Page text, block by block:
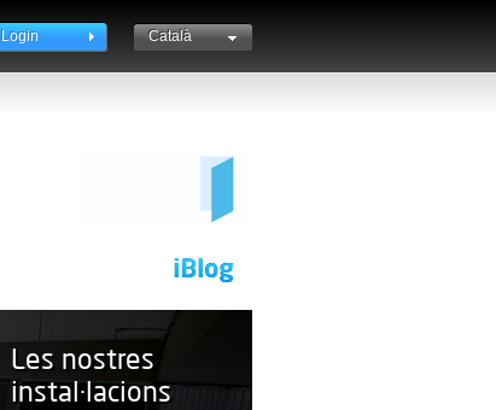
Login
Català
Les nostres
instal·lacions